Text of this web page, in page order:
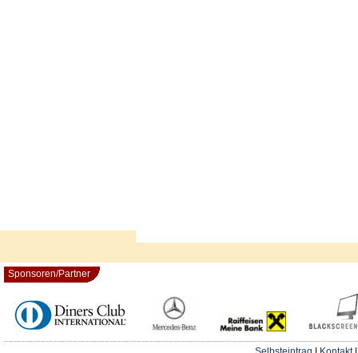
Sponsoren/Partner